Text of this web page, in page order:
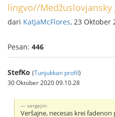
lingvo//Medžuslovjansky
dari KatjaMcFlores, 23 Oktober
Pesan: 446
StefKo (Tunjukkan profil)
30 Oktober 2020 09.10.28
sergejm:
Verŝajne, necesas krei